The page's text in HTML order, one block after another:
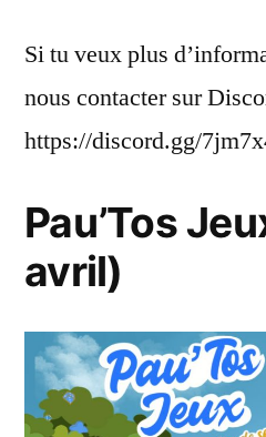
Si tu veux plus
nous contacter sur
https://discord.gg/
Pau’Tos
avril)